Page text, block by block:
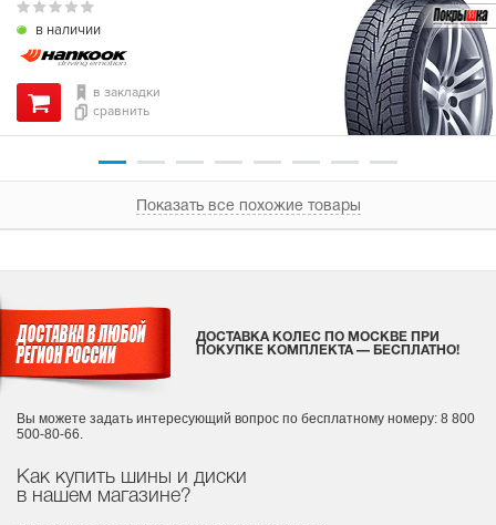
в наличии
в закладки
сравнить
Показать все похожие товары
Как купить шины и диски
в нашем магазине?
ДОСТАВКА КОЛЕС ПО МОСКВЕ ПРИ
ПОКУПКЕ КОМПЛЕКТА — БЕСПЛАТНО!
Вы можете задать интересующий вопрос по бесплатному номеру: 8 800
500-80-66.